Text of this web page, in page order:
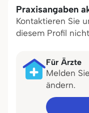
Praxisangaben
Kontaktieren Sie
diesem Profil
Für Ärzte
Melden
ändern.